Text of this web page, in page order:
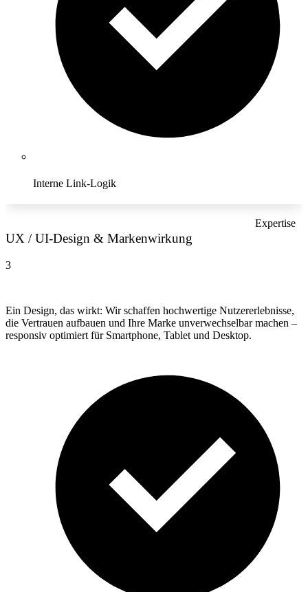
Interne Link-Logik
Expertise
UX / UI-Design & Markenwirkung
3
Ein Design, das wirkt: Wir schaffen hochwertige Nutzererlebnisse,
die Vertrauen aufbauen und Ihre Marke unverwechselbar machen –
responsiv optimiert für Smartphone, Tablet und Desktop.